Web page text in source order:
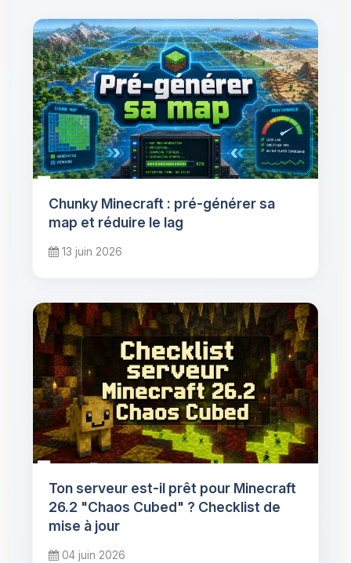
Chunky Minecraft : pré-générer sa
map et réduire le lag
13 juin 2026
Ton serveur est-il prêt pour Minecraft
26.2 "Chaos Cubed" ? Checklist de
mise à jour
04 juin 2026